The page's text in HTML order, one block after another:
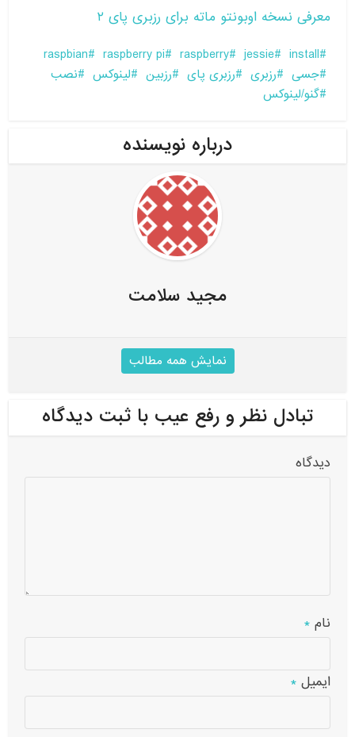
معرفی نسخه اوبونتو ماته برای رزبری پای ۲
install
jessie
raspberry
raspberry pi
raspbian
جسی
رزبری رزبری پای رزبین لینوکس
نصب
گنو/لینوکس
درباره نویسنده
مجید سلامت
نمایش همه مطالب
تبادل نظر و رفع عیب با ثبت دیدگاه
دیدگاه
نام*
ایمیل*